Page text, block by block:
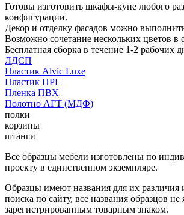
Готовы изготовить шкафы-купе любого
конфигурации.
Декор и отделку фасадов можно
Возможно сочетание нескольких цветов в
Бесплатная сборка в течение 1-2 рабочих
ЛДСП
Пластик Alvic Luxe
Пластик HPL
Пленка ПВХ
Полотно АГТ (МДФ)
полки
корзины
штанги
Все образцы мебели изготовлены по
проекту в единственном экземпляре.
Образцы имеют названия для их различия
поиска по сайту, все названия образцов не
зарегистрированным товарным знаком.